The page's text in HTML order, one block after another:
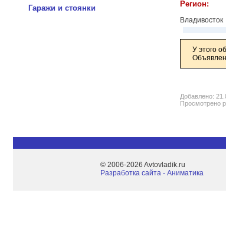
Гаражи и стоянки
Регион:
Владивосток
У этого
Добавлено:
Просмотрено
© 2006-2026 Avtovladik.ru
Разработка сайта - Aниматика